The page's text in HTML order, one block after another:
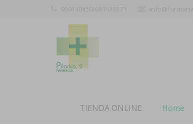
TIENDA ONLINE Home